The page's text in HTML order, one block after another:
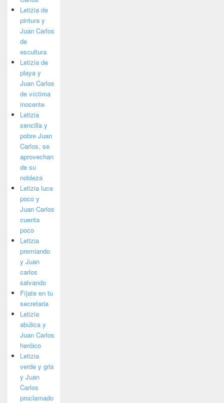
Letizia de
pintura y
Juan Carlos
de
escultura
Letizia de
playa y
Juan Carlos
de víctima
inocente
Letizia
sencilla y
pobre Juan
Carlos, se
aprovechan
de su
nobleza
Letizia luce
poco y
Juan Carlos
cuenta
poco
Letizia
premiando
y Juan
carlos
salvando
Fíjate en tu
secretaria
Letizia
abúlica y
Juan Carlos
heróico
Letizia
verde y gris
y Juan
Carlos
proclamado